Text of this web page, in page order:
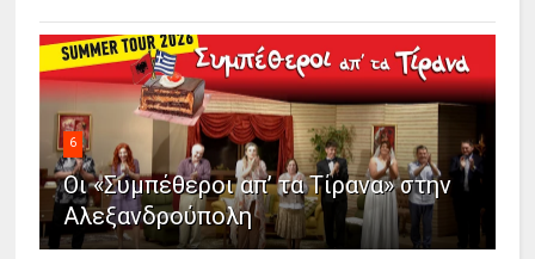
6
Οι «Συμπέθεροι απ’ τα Τίρανα» στην
Αλεξανδρούπολη